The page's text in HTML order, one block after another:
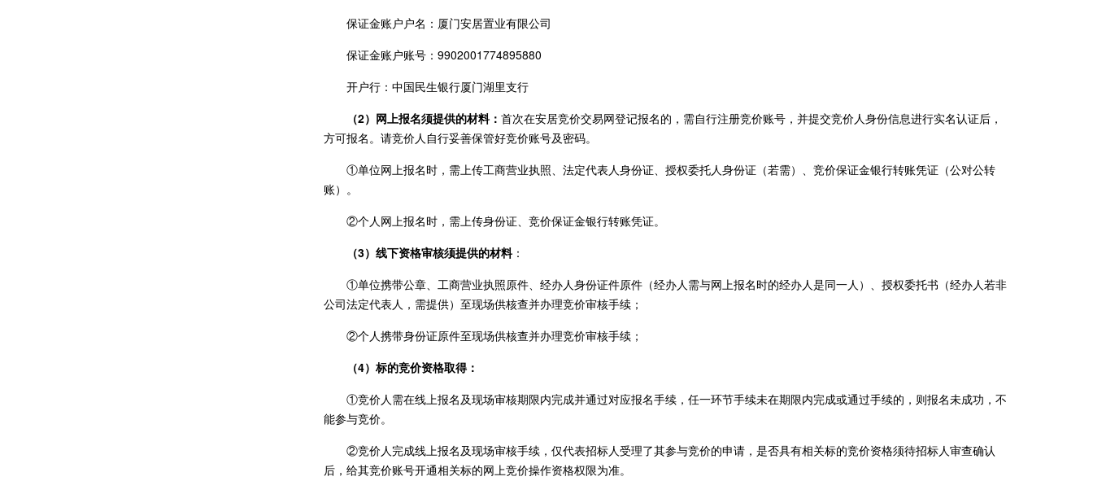
保证金账户户名：厦门安居置业有限公司
保证金账户账号：9902001774895880
开户行：中国民生银行厦门湖里支行
（2）网上报名须提供的材料：首次在安居竞价交易网登记报名的，需自行注册竞价账号，并提交竞价人身份信息进行实名认证后，
方可报名。请竞价人自行妥善保管好竞价账号及密码。
①单位网上报名时，需上传工商营业执照、法定代表人身份证、授权委托人身份证（若需）、竞价保证金银行转账凭证（公对公转
账）。
②个人网上报名时，需上传身份证、竞价保证金银行转账凭证。
（3）线下资格审核须提供的材料：
①单位携带公章、工商营业执照原件、经办人身份证件原件（经办人需与网上报名时的经办人是同一人）、授权委托书（经办人若非
公司法定代表人，需提供）至现场供核查并办理竞价审核手续；
②个人携带身份证原件至现场供核查并办理竞价审核手续；
（4）标的竞价资格取得：
①竞价人需在线上报名及现场审核期限内完成并通过对应报名手续，任一环节手续未在期限内完成或通过手续的，则报名未成功，不
能参与竞价。
②竞价人完成线上报名及现场审核手续，仅代表招标人受理了其参与竞价的申请，是否具有相关标的竞价资格须待招标人审查确认
后，给其竞价账号开通相关标的网上竞价操作资格权限为准。